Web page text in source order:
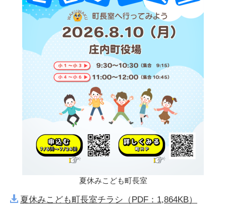
夏休みこども町長室
夏休みこども町長室チラシ（PDF：1,864KB）